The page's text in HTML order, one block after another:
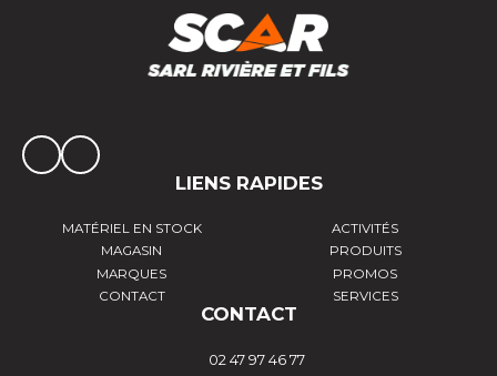
LIENS RAPIDES
MATÉRIEL EN STOCK
ACTIVITÉS
MAGASIN
PRODUITS
MARQUES
PROMOS
CONTACT
SERVICES
CONTACT
02 47 97 46 77